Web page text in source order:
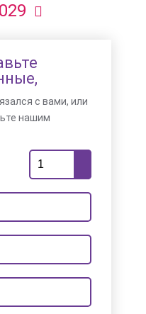
с вами, или
нашим